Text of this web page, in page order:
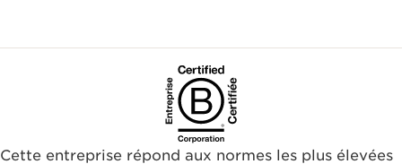
Cette entreprise répond aux normes les plus élevées